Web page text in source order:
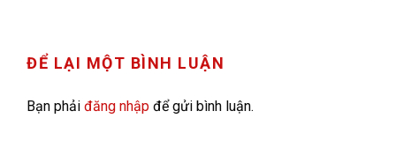
ĐỂ LẠI MỘT BÌNH LUẬN
Bạn phải đăng nhập để gửi bình luận.